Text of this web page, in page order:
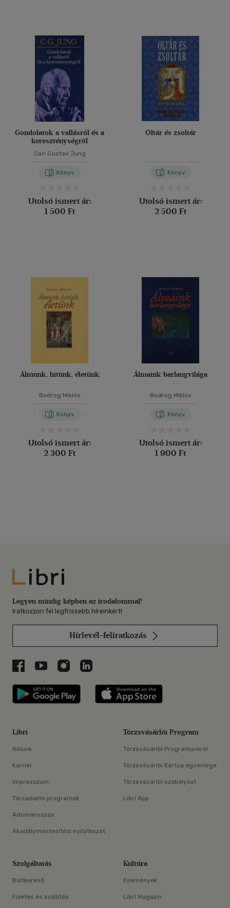
Gondolatok a vallásról és a
kereszténységről
Carl Gustav Jung
Könyv
Utolsó ismert ár:
1 500 Ft
Oltár és zsoltár
Könyv
Utolsó ismert ár:
2 500 Ft
Álmunk, hitünk, életünk
Bodrog Miklós
Könyv
Utolsó ismert ár:
2 300 Ft
Álmaink barlangvilága
Bodrog Miklós
Könyv
Utolsó ismert ár:
1 900 Ft
Libri
Legyen mindig képben az irodalommal!
Iratkozzon fel legfrissebb híreinkért!
Hírlevél-feliratkozás
Libri a Facebookon
Libri a Youtube-on
Libri az Instagramon
Libri a LinkedInen
Libri applikáció Szerezd meg: Google
Libri
Rólunk
Karrier
Impresszum
Társadalmi programok
Adományozás
Akadálymentesítési nyilatkozat
Törzsvásárlói Program
Törzsvásárlói Programunkról
Törzsvásárlói Kártya egyenlege
Törzsvásárlói szabályzat
Libri App
Szolgáltatás
Boltkereső
Fizetés és szállítás
Kultúra
Események
Libri Magazin